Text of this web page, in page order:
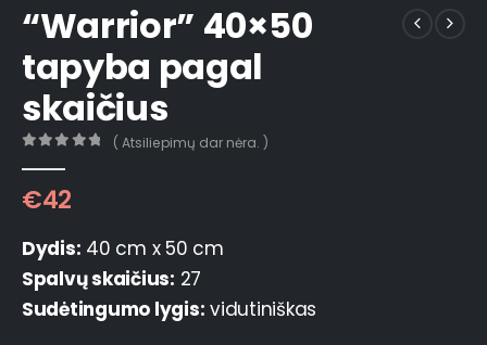
“Warrior” 40×50
tapyba pagal
skaičius
( Atsiliepimų dar nėra. )
€42
Dydis: 40 cm x 50 cm
Spalvų skaičius: 27
Sudėtingumo lygis: vidutiniškas